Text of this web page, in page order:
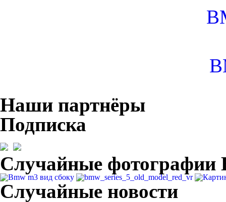
Наши партнёры
Подписка
Случайные фотографии
Случайные новости